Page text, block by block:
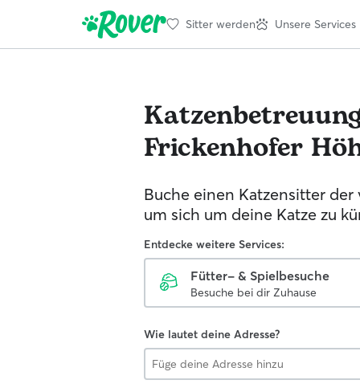
Sitter werden Unsere Services
Frickenhofer
Buche einen Katzensitter der
um sich um deine Katze zu
Entdecke weitere Services:
Fütter- & Spielbesuche
Besuche bei dir Zuhause
Wie lautet deine Adresse?